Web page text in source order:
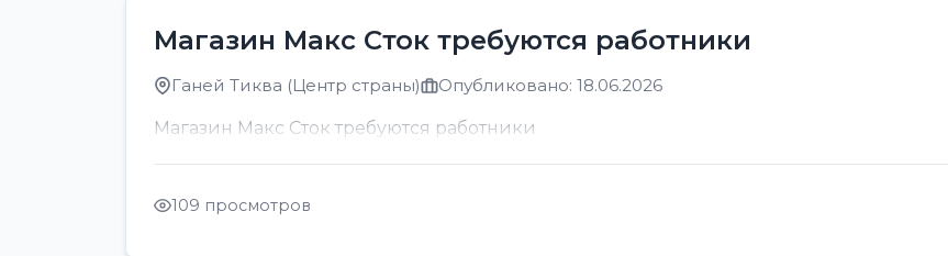
Магазин Макс Сток требуются работники
Ганей Тиква (Центр страны) Опубликовано: 18.06.2026
Магазин Макс Сток требуются работники
109 просмотров